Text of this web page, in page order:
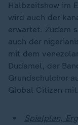
Halbzeitshow im
wird auch der
erwartet. Zudem
auch der
mit dem
Dudamel, der
Grundschulchor
Global Citizen mit.
Spielplan,